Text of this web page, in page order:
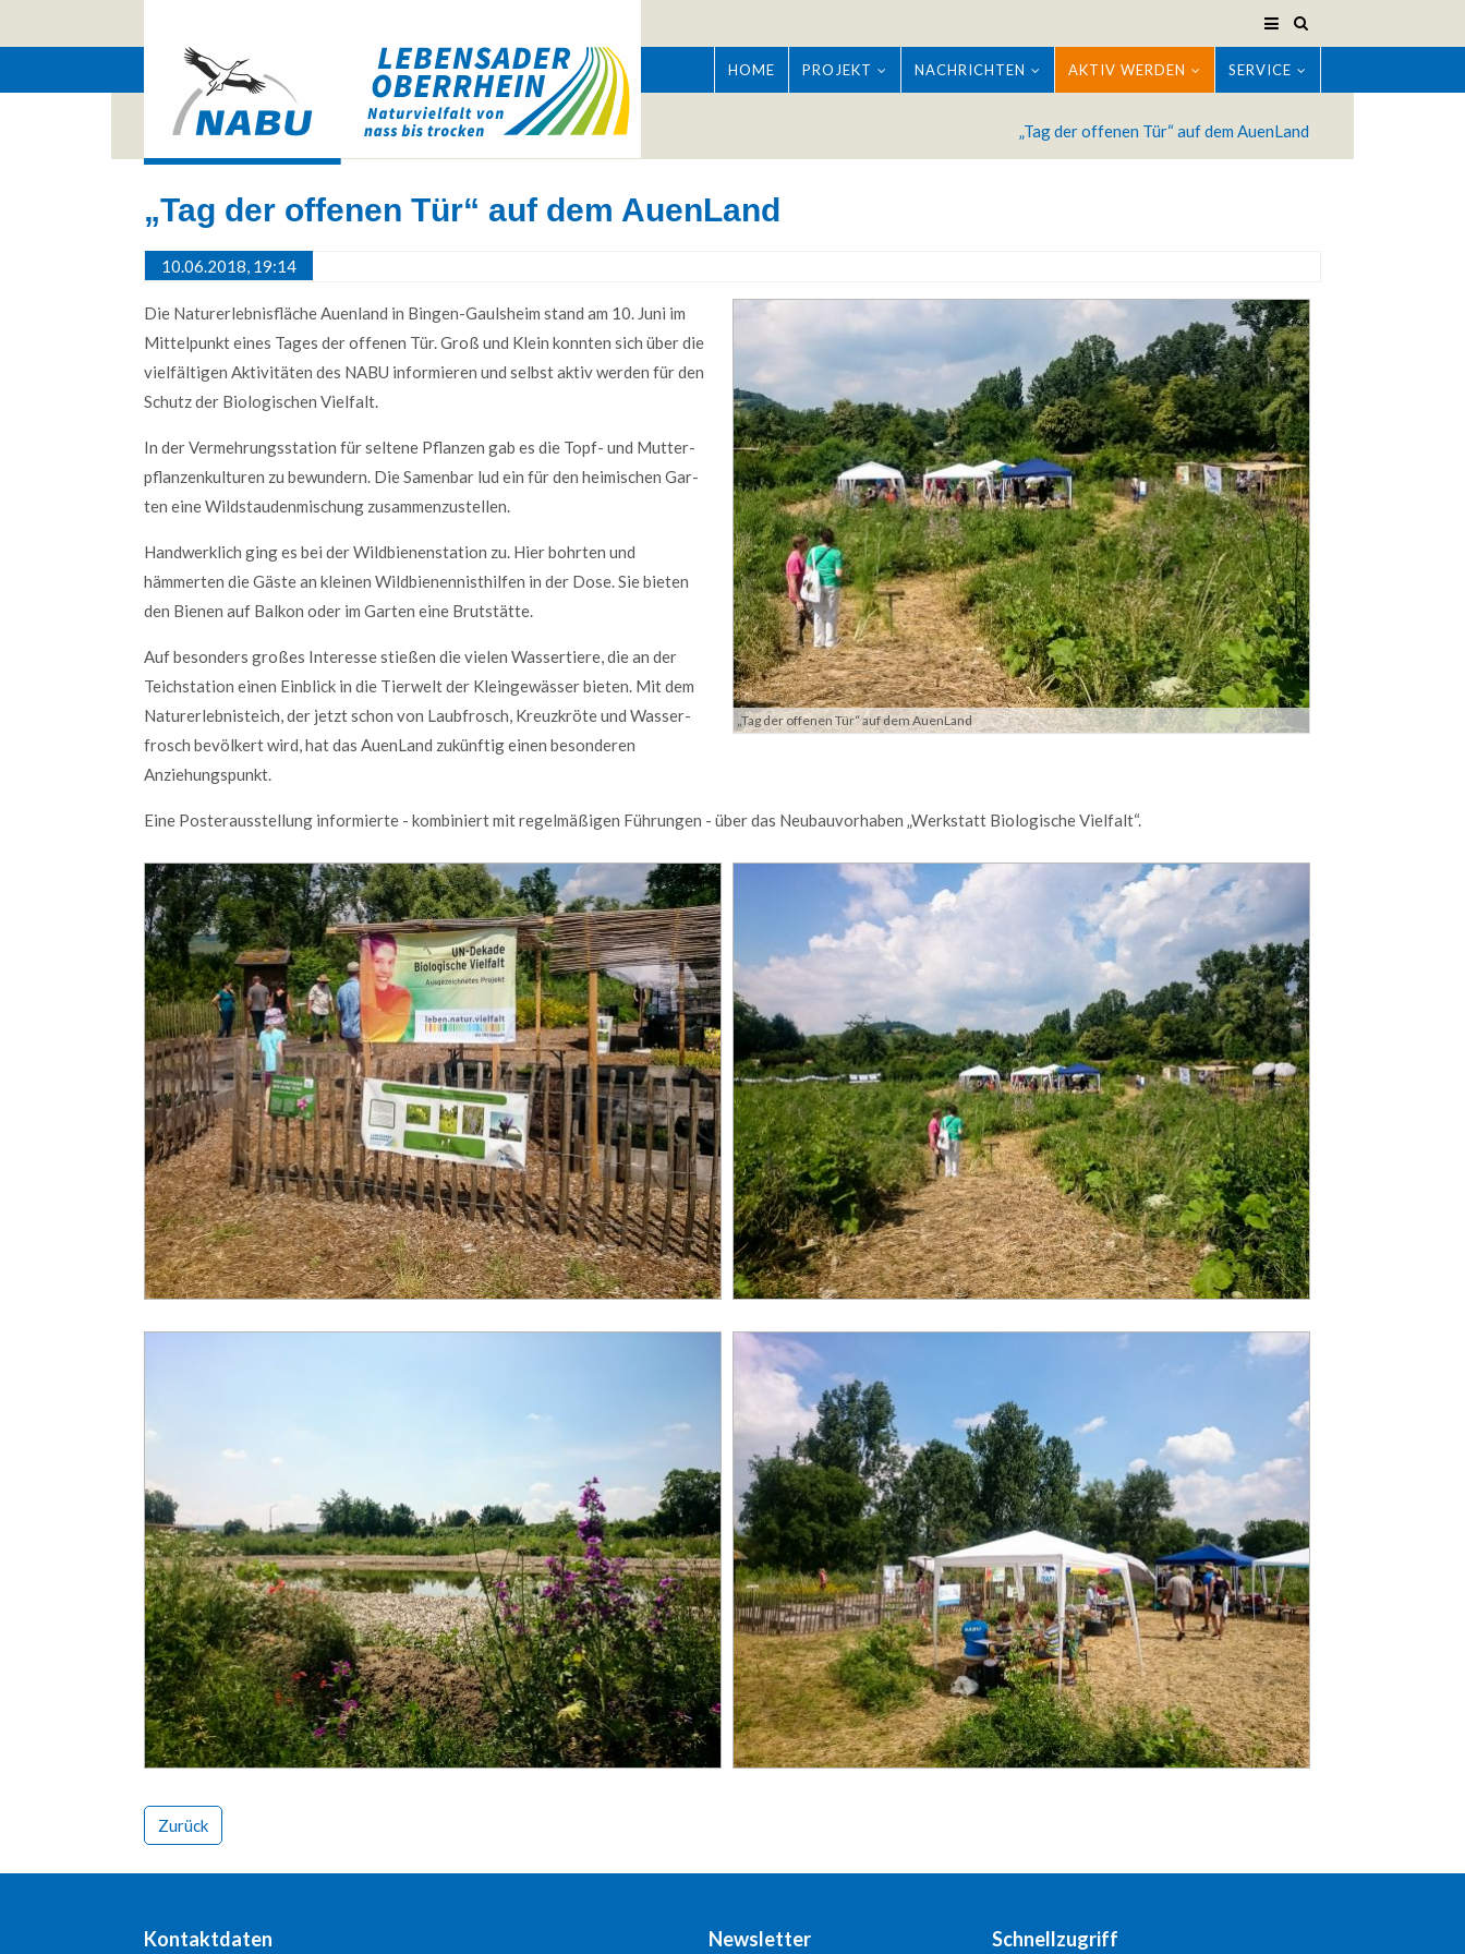
HOME PROJEKT NACHRICHTEN AKTIV WERDEN SERVICE
„Tag der offenen Tür“ auf dem AuenLand
„Tag der offenen Tür“ auf dem AuenLand
10.06.2018, 19:14
„Tag der offenen Tür“ auf dem AuenLand
Die Naturerlebnisfläche Auenland in Bingen-Gaulsheim stand am 10. Juni im
Mittel­punkt eines Tages der offenen Tür. Groß und Klein konnten sich über die
viel­fälti­gen Akti­vi­täten des NABU infor­mieren und selbst aktiv werden für den
Schutz der Bio­logi­schen Viel­falt.
In der Ver­meh­rungs­sta­tion für seltene Pflan­zen gab es die Topf- und Mutter­
pflan­zen­kul­turen zu be­wun­dern. Die Sa­men­bar lud ein für den heimi­schen Gar­
ten eine Wild­stau­den­mi­schung zu­sam­men­zu­stellen.
Handwerklich ging es bei der Wild­bienen­station zu. Hier bohrten und
hämmerten die Gäste an kleinen Wild­bienen­nist­hilfen in der Dose. Sie bieten
den Bienen auf Balkon oder im Garten eine Brutstätte.
Auf besonders großes Interesse stießen die vielen Wasser­tiere, die an der
Teich­station einen Ein­blick in die Tier­welt der Kleingewässer bieten. Mit dem
Natur­erlebnis­teich, der jetzt schon von Laub­frosch, Kreuz­kröte und Wasser­
frosch be­völkert wird, hat das Auen­Land zukünftig einen beson­deren
Anziehungs­punkt.
Eine Poster­aus­stellung infor­mierte - kombi­niert mit regel­mäßigen Führun­gen - über das Neu­bau­vor­haben „Werk­statt Bio­logi­sche Viel­falt“.
Zurück
Kontaktdaten Newsletter Schnellzugriff
Web Projects
adipiscing elit. Aenean commodo ligula eget
MEHR INFOS
Good Service
Lorem ipsum dolor sit amet, consectetuer
adipiscing elit. Aenean commodo ligula eget
MEHR INFOS
Modern & Simple
Lorem ipsum dolor sit amet, consectetuer
adipiscing elit. Aenean commodo ligula eget
dolor.
MEHR INFOS
NABU-Naturschutzzentrum
Rheinauen
RobertEgeling
RobertEgeling
An den Rheinwiesen 5
55411Bingen
+49 6721 14367
info@Lebensader-Oberrhein.de
http://www.lebensader-
oberrhein.de
Kontaktformular
Your Name *
Your e-Mail
Message*
Send a copy of this email to me
Passwort
Anmelden
Registrieren